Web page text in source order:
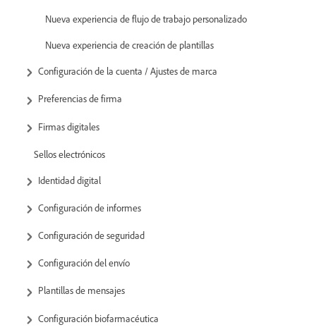
Nueva experiencia de flujo de trabajo personalizado
Nueva experiencia de creación de plantillas
Configuración de la cuenta / Ajustes de marca
Preferencias de firma
Firmas digitales
Sellos electrónicos
Identidad digital
Configuración de informes
Configuración de seguridad
Configuración del envío
Plantillas de mensajes
Configuración biofarmacéutica